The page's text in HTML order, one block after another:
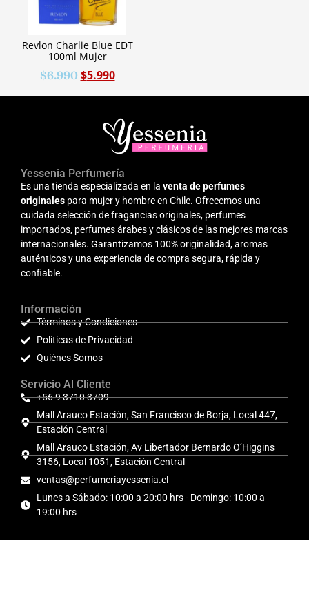
Revlon Charlie Blue EDT
100ml Mujer
$6.990 $5.990
Yessenia Perfumería
Es una tienda especializada en la venta de perfumes
originales para mujer y hombre en Chile. Ofrecemos una
cuidada selección de fragancias originales, perfumes
importados, perfumes árabes y clásicos de las mejores marcas
internacionales. Garantizamos 100% originalidad, aromas
auténticos y una experiencia de compra segura, rápida y
confiable.
Información
Términos y Condiciones
Políticas de Privacidad
Quiénes Somos
Servicio Al Cliente
+56 9 3710 3709
Mall Arauco Estación, San Francisco de Borja, Local 447,
Estación Central
Mall Arauco Estación, Av Libertador Bernardo O’Higgins
3156, Local 1051, Estación Central
ventas@perfumeriayessenia.cl
Lunes a Sábado: 10:00 a 20:00 hrs - Domingo: 10:00 a
19:00 hrs